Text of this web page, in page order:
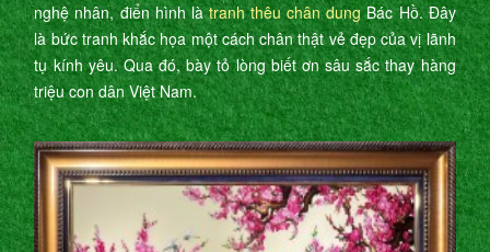
nghệ nhân, điển hình làtranh thêu chân dungBác Hồ. Đây
là bức tranh khắc họa một cách chân thật vẻ đẹp của vị lãnh
tụ kính yêu. Qua đó, bày tỏ lòng biết ơn sâu sắc thay hàng
triệu con dân Việt Nam.